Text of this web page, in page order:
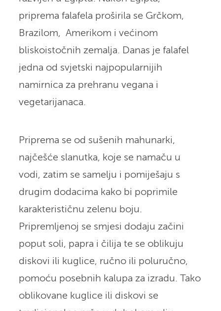
priprema falafela proširila se Grčkom,
Brazilom, Amerikom i većinom
bliskoistočnih zemalja. Danas je falafel
jedna od svjetski najpopularnijih
namirnica za prehranu vegana i
vegetarijanaca.
Priprema se od sušenih mahunarki,
najčešće slanutka, koje se namaču u
vodi, zatim se samelju i pomiješaju s
drugim dodacima kako bi poprimile
karakterističnu zelenu boju.
Pripremljenoj se smjesi dodaju začini
poput soli, papra i čilija te se oblikuju
diskovi ili kuglice, ručno ili poluručno,
pomoću posebnih kalupa za izradu. Tako
oblikovane kuglice ili diskovi se